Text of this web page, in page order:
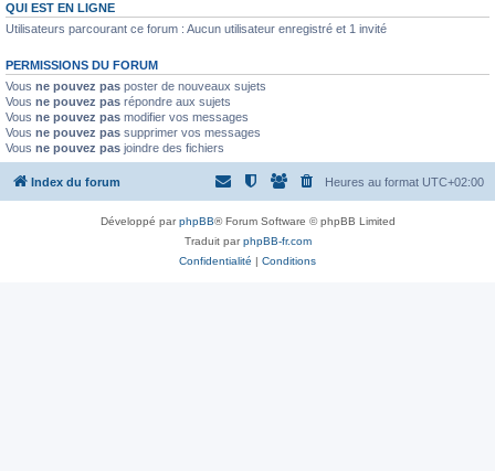
QUI EST EN LIGNE
Utilisateurs parcourant ce forum : Aucun utilisateur enregistré et 1 invité
PERMISSIONS DU FORUM
Vous ne pouvez pas poster de nouveaux sujets
Vous ne pouvez pas répondre aux sujets
Vous ne pouvez pas modifier vos messages
Vous ne pouvez pas supprimer vos messages
Vous ne pouvez pas joindre des fichiers
Index du forum Heures au format UTC+02:00
Développé parphpBB® Forum Software © phpBB Limited
Traduit parphpBB-fr.com
Confidentialité | Conditions